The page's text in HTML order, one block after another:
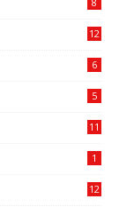
12
6
5
11
1
12